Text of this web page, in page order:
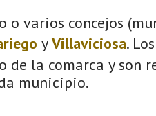
varios concejos
yVillaviciosa.
la comarca y son
municipio.